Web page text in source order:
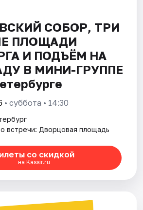
СОБОР, ТРИ
ПЛОЩАДИ
И ПОДЪЁМ НА
В МИНИ-ГРУППЕ
• суббота • 14:30
встречи: Дворцовая площадь
со скидкой
на Kassir.ru